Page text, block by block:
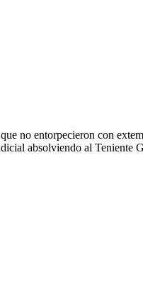
no entorpecieron con
absolviendo al Teniente